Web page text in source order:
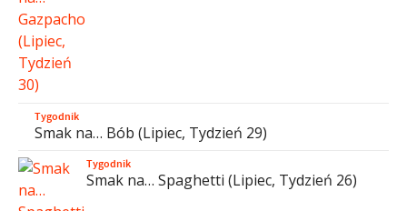
Tygodnik
Smak na… Bób (Lipiec, Tydzień 29)
Tygodnik
Smak na… Spaghetti (Lipiec, Tydzień 26)